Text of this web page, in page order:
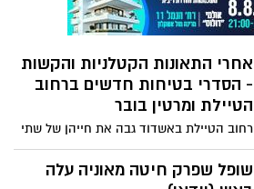
במרכז ההזמנות ברחוב האורגים. לפרטים :
03-5110084 , יש לשלוח קו"ח למייל :
אחרי התאונות הקטלניות והקשות
- הסדרי בטיחות חדשים ברחוב
הטיילת ומרטין בובר
רחוב הטיילת באשדוד גבה את חייהן של שתי
הולכות רגל בשנים האחרונות, תאונה נוספת
הסתיימה בפציעות באורח קשה ועוד מספר
לא מבוטל של תאונות קלות, באחת מהן
שופל שפרק חיטה מאוניה עלה